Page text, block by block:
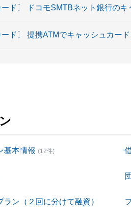
ード〕 ドコモSMTBネット銀行の
ード〕 提携ATMでキャッシュカー
基本情報 (12件)
ラン（２回に分けて融資）